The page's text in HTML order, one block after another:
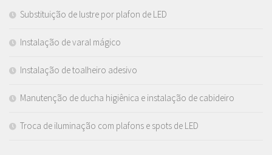
Substituição de lustre por plafon de LED
Instalação de varal mágico
Instalação de toalheiro adesivo
Manutenção de ducha higiênica e instalação de cabideiro
Troca de iluminação com plafons e spots de LED